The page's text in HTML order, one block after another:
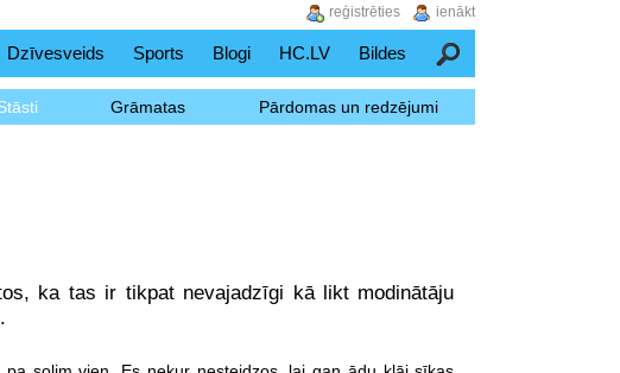
Dzīvesveids Sports Blogi HC.LV Bildes Meklēšana
Grāmatas Pārdomas un redzējumi
ka tas ir tikpat nevajadzīgi kā likt modinātāju
ienākt
reģistrēties